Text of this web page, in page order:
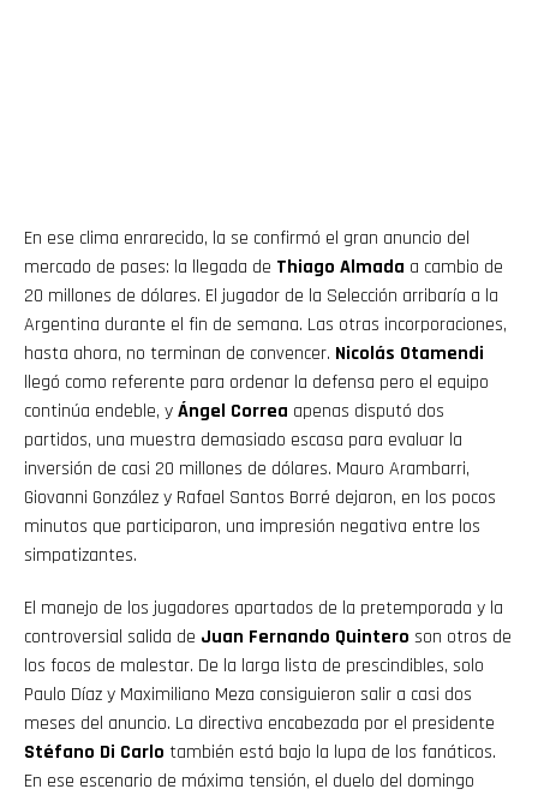
En ese clima enrarecido, la se confirmó el gran anuncio del
mercado de pases: la llegada de Thiago Almada a cambio de
20 millones de dólares. El jugador de la Selección arribaría a la
Argentina durante el fin de semana. Las otras incorporaciones,
hasta ahora, no terminan de convencer. Nicolás Otamendi
llegó como referente para ordenar la defensa pero el equipo
continúa endeble, yÁngel Correa apenas disputó dos
partidos, una muestra demasiado escasa para evaluar la
inversión de casi 20 millones de dólares. Mauro Arambarri,
Giovanni González y Rafael Santos Borré dejaron, en los pocos
minutos que participaron, una impresión negativa entre los
simpatizantes.
El manejo de los jugadores apartados de la pretemporada y la
controversial salida de Juan Fernando Quintero son otros de
los focos de malestar. De la larga lista de prescindibles, solo
Paulo Díaz y Maximiliano Meza consiguieron salir a casi dos
meses del anuncio. La directiva encabezada por el presidente
Stéfano Di Carlo también está bajo la lupa de los fanáticos.
En ese escenario de máxima tensión, el duelo del domingo